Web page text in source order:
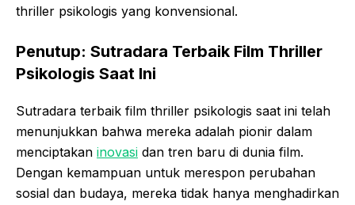
thriller psikologis yang konvensional.
Penutup: Sutradara Terbaik Film Thriller
Psikologis Saat Ini
Sutradara terbaik film thriller psikologis saat ini telah
menunjukkan bahwa mereka adalah pionir dalam
menciptakan inovasi dan tren baru di dunia film.
Dengan kemampuan untuk merespon perubahan
sosial dan budaya, mereka tidak hanya menghadirkan